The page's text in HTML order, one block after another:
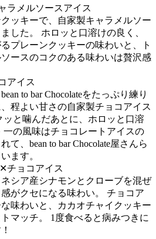
ラメルソースアイス
ッキーで、自家製キャラメルソー
した。 ホロッと口溶けの良く、
プレーンクッキーの味わいと、ト
ースのコクのある味わいは贅沢感
アイス
to bar Chocolateをたっぷり練り
程よい甘さの自家製チョコアイス
ッと噛んだあとに、ホロッと口溶
の風味はチョコレートアイスの
て、bean to bar Chocolate屋さんら
ます。
チョコアイス
シア産シナモンとクローブを混ぜ
がクセになる味わい。 チョコア
味わいと、カカオチャイクッキー
マッチ。 1度食べると病みつきに